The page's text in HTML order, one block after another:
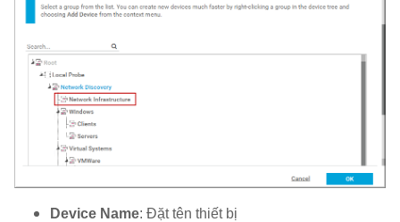
Device Name: Đặt tên thiết bị